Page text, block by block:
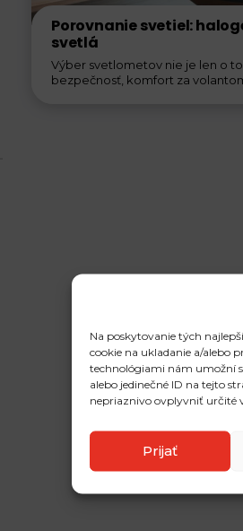
Na poskytovanie tých
cookie na ukladanie a/alebo
technológiami nám umožní
alebo jedinečné ID na tejto
nepriaznivo ovplyvniť určité
Prijať
Porovnanie svetiel:
svetlá
Výber svetlometov nie je len o
bezpečnosť, komfort za